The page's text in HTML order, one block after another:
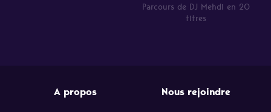
Parcours de DJ Mehdi en 20
titres
A propos Nous rejoindre